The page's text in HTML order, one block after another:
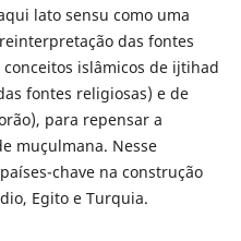
lato sensu como uma
das fontes
islâmicos de ijtihad
fontes religiosas) e de
para repensar a
muçulmana. Nesse
chave na construção
Egito e Turquia.